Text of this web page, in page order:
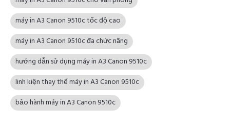
máy in A3 Canon 9510c tốc độ cao
máy in A3 Canon 9510c đa chức năng
hướng dẫn sử dụng máy in A3 Canon 9510c
linh kiện thay thế máy in A3 Canon 9510c
bảo hành máy in A3 Canon 9510c